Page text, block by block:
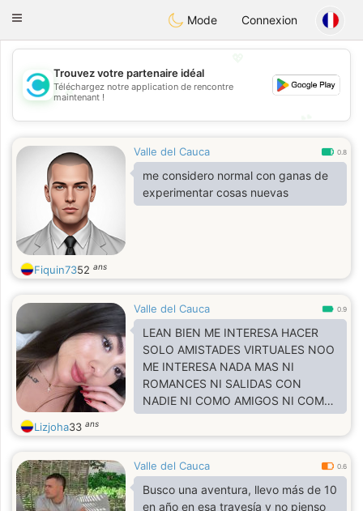
olombiaCitas
Toggle
Mode Connexion
💖
💕
Trouvez votre partenaire idéal
Téléchargez notre application de rencontre
maintenant !
Valle del Cauca 0.8
me considero normal con ganas de
experimentar cosas nuevas
Fiquin7352 ans
Valle del Cauca 0.9
LEAN BIEN ME INTERESA HACER
SOLO AMISTADES VIRTUALES NOO
ME INTERESA NADA MAS NI
ROMANCES NI SALIDAS CON
NADIE NI COMO AMIGOS NI COMO
NADA NOO INSISTAN EN COSAS
QUE NOO ME INTERESAN, ME
VIRTUAL
Lizjoha33 ans
Valle del Cauca 0.6
Busco una aventura, llevo más de 10
en año en esa travesía y no pienso